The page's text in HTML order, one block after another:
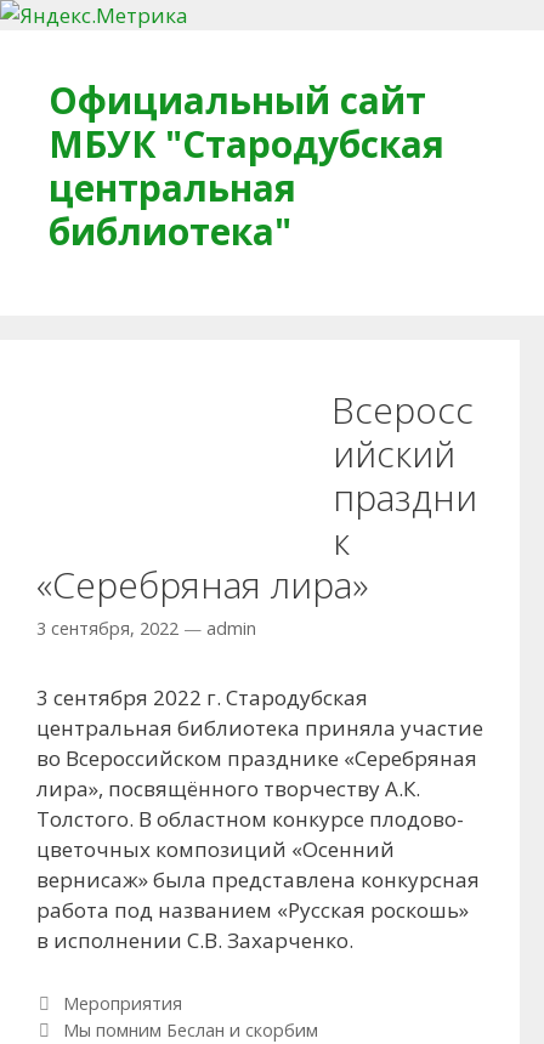
Официальный сайт
МБУК "Стародубская
центральная
библиотека"
Всеросс
ийский
праздни
к
«Серебряная лира»
3 сентября, 2022 — admin
3 сентября 2022 г. Стародубская
центральная библиотека приняла участие
во Всероссийском празднике «Серебряная
лира», посвящённого творчеству А.К.
Толстого. В областном конкурсе плодово-
цветочных композиций «Осенний
вернисаж» была представлена конкурсная
работа под названием «Русская роскошь»
в исполнении С.В. Захарченко.
Рубрики
Мероприятия
Навигация по записям
Мы помним Беслан и скорбим